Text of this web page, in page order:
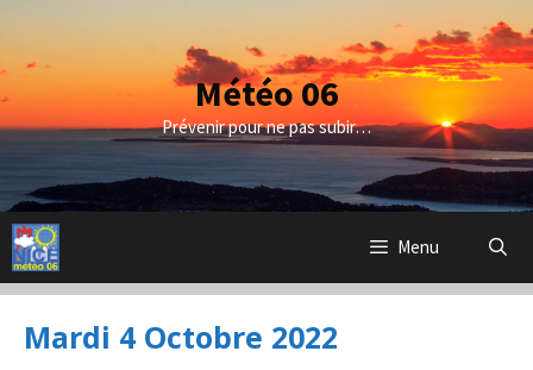
contenu
Météo 06
Prévenir pour ne pas subir…
Menu
Mardi 4 Octobre 2022